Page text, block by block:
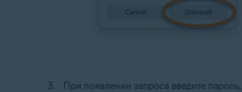
При появлении запроса введите